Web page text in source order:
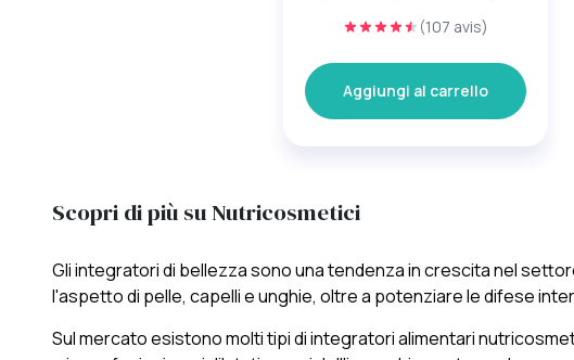
(107 avis)
Aggiungi al carrello
Scopri di più su Nutricosmetici
Gli integratori di bellezza sono una tendenza in crescita nel
l'aspetto di pelle, capelli e unghie, oltre a potenziare le difese
Sul mercato esistono molti tipi di integratori alimentari